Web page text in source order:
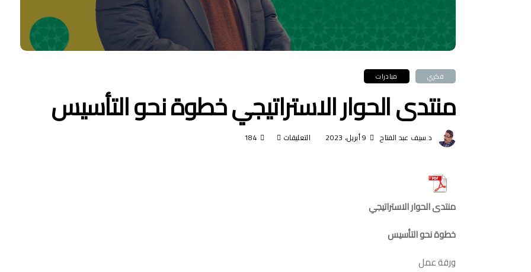
فكري مبادرات
منتدى الحوار الاستراتيجي خطوة نحو التأسيس
د.سيف عبد الفتاح 9 أبريل، 2023 التعليقات على
184
منتدى الحوار الاستراتيجي
خطوة نحو التأسيس
ورقة عمل